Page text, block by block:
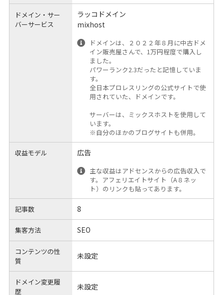
ドメイン・サー
バーサービス
ラッコドメイン
mixhost
ドメインは、２０２２年８月に中古ドメ
イン販売屋さんで、1万円程度で購入し
ました。
パワーランク2.3だったと記憶していま
す。
全日本プロレスリングの公式サイトで使
用されていた、ドメインです。
サーバーは、ミックスホストを使用して
います。
※自分のほかのブログサイトも併用。
収益モデル 広告
主な収益はアドセンスからの広告収入で
す。アフェリエイトサイト（A８ネッ
ト）のリンクも貼ってあります。
記事数 8
集客方法 SEO
コンテンツの性
質
未設定
ドメイン変更履
歴
未設定